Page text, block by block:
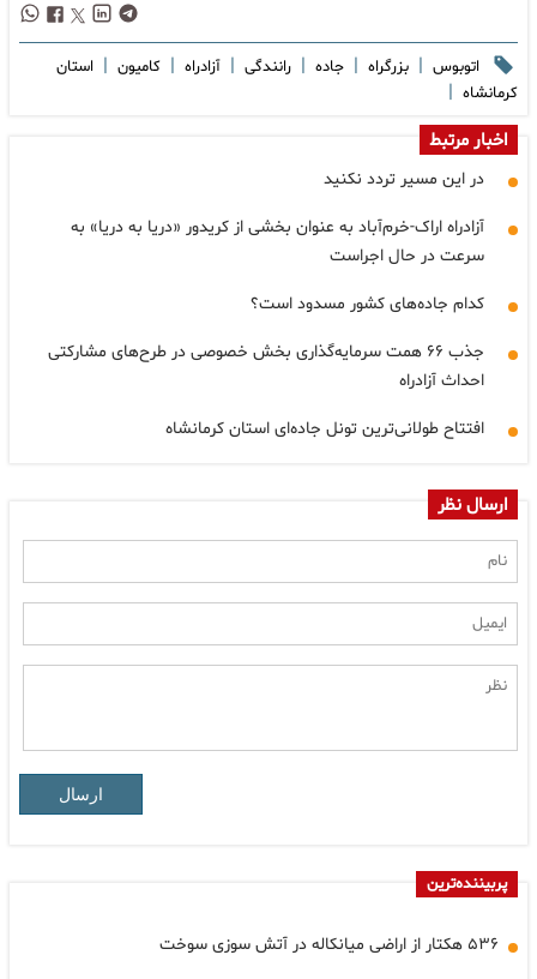
اتوبوس | بزرگراه | جاده | رانندگی | آزادراه | کامیون | استان
کرمانشاه |
اخبار مرتبط
در این مسیر تردد نکنید
آزادراه اراک-خرم‌آباد به عنوان بخشی از کریدور «دریا به دریا» به
سرعت در حال اجراست
کدام جاده‌های کشور مسدود است؟
جذب ۶۶ همت سرمایه‌گذاری بخش خصوصی در طرح‌های مشارکتی
احداث آزادراه
افتتاح طولانی‌ترین تونل جاده‌ای استان کرمانشاه
ارسال نظر
ارسال
پربیننده‌ترین
۵۳۶ هکتار از اراضی میانکاله در آتش سوزی سوخت